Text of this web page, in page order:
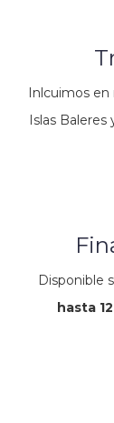
Inlcuimos en
Islas Baleres
Disponible
hasta